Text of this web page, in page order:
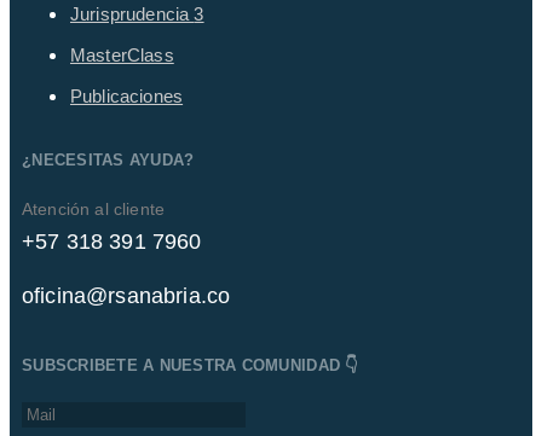
Jurisprudencia3
MasterClass
Publicaciones
¿NECESITAS AYUDA?
Atención al cliente
+57 318 391 7960
oficina@rsanabria.co
SUBSCRIBETE A NUESTRA COMUNIDAD 👇